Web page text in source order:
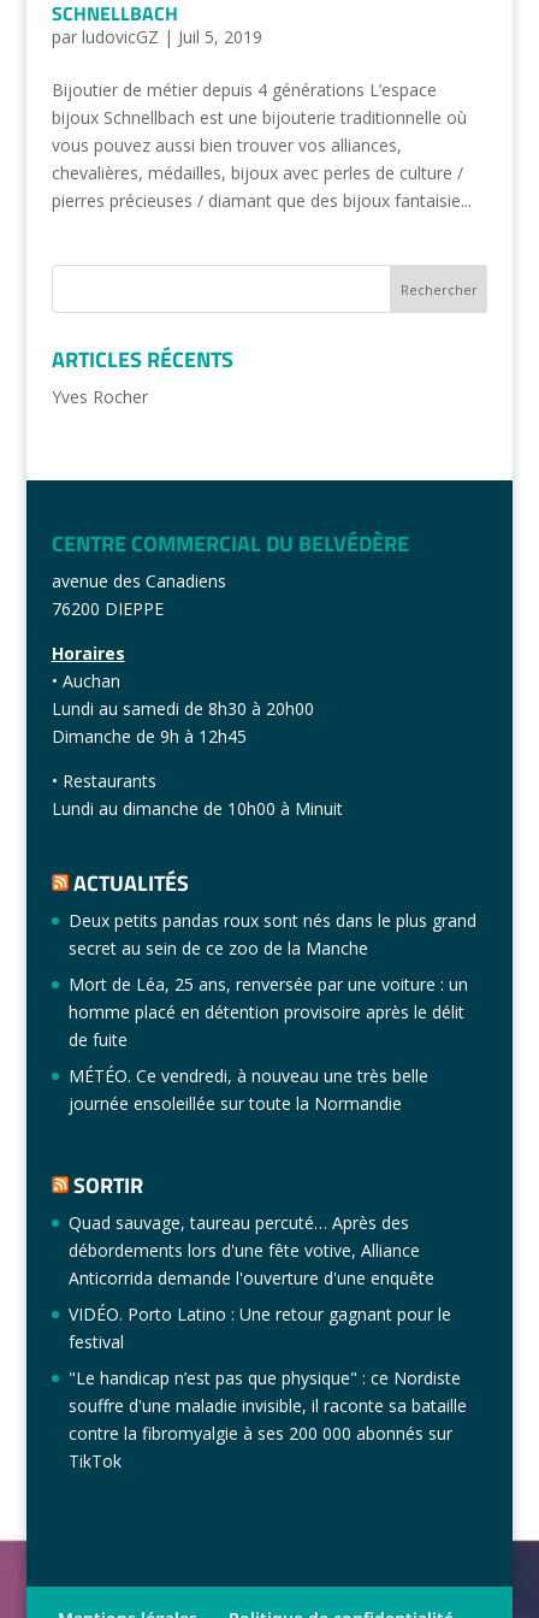
SCHNELLBACH
par ludovicGZ | Juil 5, 2019
Bijoutier de métier depuis 4 générations L’espace
bijoux Schnellbach est une bijouterie traditionnelle où
vous pouvez aussi bien trouver vos alliances,
chevalières, médailles, bijoux avec perles de culture /
pierres précieuses / diamant que des bijoux fantaisie...
ARTICLES RÉCENTS
Yves Rocher
CENTRE COMMERCIAL DU BELVÉDÈRE
avenue des Canadiens
76200 DIEPPE
Horaires
• Auchan
Lundi au samedi de 8h30 à 20h00
Dimanche de 9h à 12h45
• Restaurants
Lundi au dimanche de 10h00 à Minuit
ACTUALITÉS
Deux petits pandas roux sont nés dans le plus grand
secret au sein de ce zoo de la Manche
Mort de Léa, 25 ans, renversée par une voiture : un
homme placé en détention provisoire après le délit
de fuite
MÉTÉO. Ce vendredi, à nouveau une très belle
journée ensoleillée sur toute la Normandie
SORTIR
Quad sauvage, taureau percuté… Après des
débordements lors d'une fête votive, Alliance
Anticorrida demande l'ouverture d'une enquête
VIDÉO. Porto Latino : Une retour gagnant pour le
festival
"Le handicap n’est pas que physique" : ce Nordiste
souffre d'une maladie invisible, il raconte sa bataille
contre la fibromyalgie à ses 200 000 abonnés sur
TikTok